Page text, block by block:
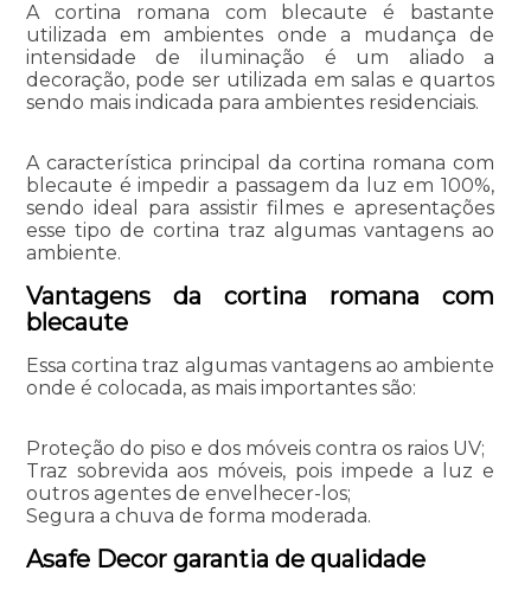
A cortina romana com blecaute é bastante
utilizada em ambientes onde a mudança de
intensidade de iluminação é um aliado a
decoração, pode ser utilizada em salas e quartos
sendo mais indicada para ambientes residenciais.
A característica principal da cortina romana com
blecaute é impedir a passagem da luz em 100%,
sendo ideal para assistir filmes e apresentações
esse tipo de cortina traz algumas vantagens ao
ambiente.
Vantagens da cortina romana com
blecaute
Essa cortina traz algumas vantagens ao ambiente
onde é colocada, as mais importantes são:
Proteção do piso e dos móveis contra os raios UV;
Traz sobrevida aos móveis, pois impede a luz e
outros agentes de envelhecer-los;
Segura a chuva de forma moderada.
Asafe Decor garantia de qualidade